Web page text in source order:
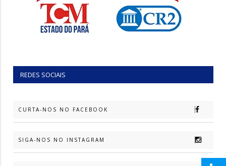
REDES SOCIAIS
CURTA-NOS NO FACEBOOK
SIGA-NOS NO INSTAGRAM